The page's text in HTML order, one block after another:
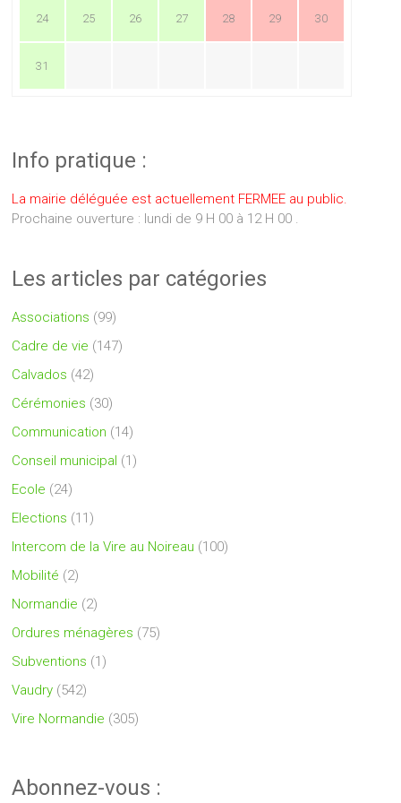
24 25 26 27 28 29 30
31
Info pratique :
La mairie déléguée est actuellement FERMEE au public.
Prochaine ouverture : lundi de 9 H 00 à 12 H 00 .
Les articles par catégories
Associations (99)
Cadre de vie (147)
Calvados (42)
Cérémonies (30)
Communication (14)
Conseil municipal (1)
Ecole (24)
Elections (11)
Intercom de la Vire au Noireau (100)
Mobilité (2)
Normandie (2)
Ordures ménagères (75)
Subventions (1)
Vaudry (542)
Vire Normandie (305)
Abonnez-vous :